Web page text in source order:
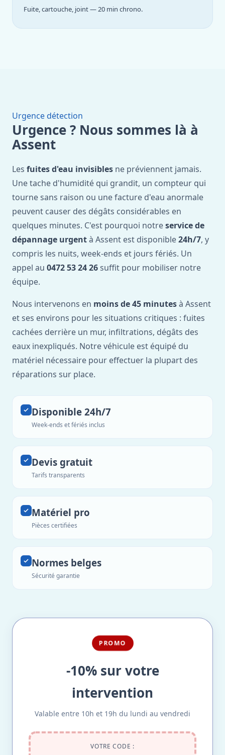
Fuite, cartouche, joint — 20 min chrono.
Urgence détection
Urgence ? Nous sommes là à
Assent
Les fuites d'eau invisibles ne préviennent jamais.
Une tache d'humidité qui grandit, un compteur qui
tourne sans raison ou une facture d'eau anormale
peuvent causer des dégâts considérables en
quelques minutes. C'est pourquoi notreservice de
dépannage urgentà Assent est disponible24h/7, y
compris les nuits, week-ends et jours fériés. Un
appel au 0472 53 24 26 suffit pour mobiliser notre
équipe.
Nous intervenons en moins de 45 minutesà Assent
et ses environs pour les situations critiques : fuites
cachées derrière un mur, infiltrations, dégâts des
eaux inexpliqués. Notre véhicule est équipé du
matériel nécessaire pour effectuer la plupart des
réparations sur place.
Disponible 24h/7
Week-ends et fériés inclus
Devis gratuit
Tarifs transparents
Matériel pro
Pièces certifiées
Normes belges
Sécurité garantie
PROMO
-10% sur votre
intervention
Valable entre 10h et 19h du lundi au vendredi
VOTRE CODE :